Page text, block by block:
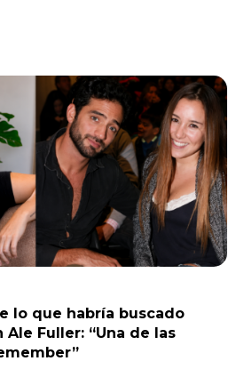
lo que habría buscado
Ale Fuller: “Una de las